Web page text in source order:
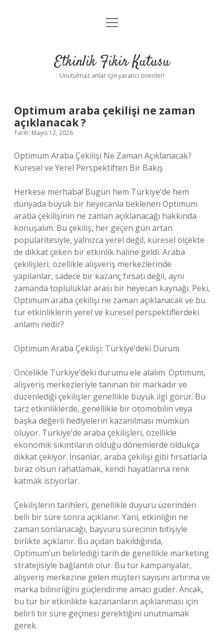
Anasayfa
Yasal Uyarı
menüyü
Etkinlik Fikir Kutusu
Unutulmaz anlar için yaratıcı öneriler!
Optimum araba çekilişi ne zaman
açıklanacak ?
Tarih: Mayıs 12, 2026
Optimum Araba Çekilişi Ne Zaman Açıklanacak?
Küresel ve Yerel Perspektiften Bir Bakış
Herkese merhaba! Bugün hem Türkiye’de hem
dünyada büyük bir heyecanla beklenen Optimum
araba çekilişinin ne zaman açıklanacağı hakkında
konuşalım. Bu çekiliş, her geçen gün artan
popülaritesiyle, yalnızca yerel değil, küresel ölçekte
de dikkat çeken bir etkinlik haline geldi. Araba
çekilişleri, özellikle alışveriş merkezlerinde
yapılanlar, sadece bir kazanç fırsatı değil, aynı
zamanda topluluklar arası bir heyecan kaynağı. Peki,
Optimum araba çekilişi ne zaman açıklanacak ve bu
tür etkinliklerin yerel ve küresel perspektiflerdeki
anlamı nedir?
Optimum Araba Çekilişi: Türkiye’deki Durum
Öncelikle Türkiye’deki durumu ele alalım. Optimum,
alışveriş merkezleriyle tanınan bir markadır ve
düzenlediği çekilişler genellikle büyük ilgi görür. Bu
tarz etkinliklerde, genellikle bir otomobilin veya
başka değerli hediyelerin kazanılması mümkün
oluyor. Türkiye’de araba çekilişleri, özellikle
ekonomik sıkıntıların olduğu dönemlerde oldukça
dikkat çekiyor. İnsanlar, araba çekilişi gibi fırsatlarla
biraz olsun rahatlamak, kendi hayatlarına renk
katmak istiyorlar.
Çekilişlerin tarihleri, genellikle duyuru üzerinden
belli bir süre sonra açıklanır. Yani, etkinliğin ne
zaman sonlanacağı, başvuru sürecinin bitişiyle
birlikte açıklanır. Bu açıdan bakıldığında,
Optimum’un belirlediği tarih de genellikle marketing
stratejisiyle bağlantılı olur. Bu tür kampanyalar,
alışveriş merkezine gelen müşteri sayısını artırma ve
marka bilinirliğini güçlendirme amacı güder. Ancak,
bu tür bir etkinlikte kazananların açıklanması için
belirli bir süre geçmesi gerektiğini unutmamak
gerek.